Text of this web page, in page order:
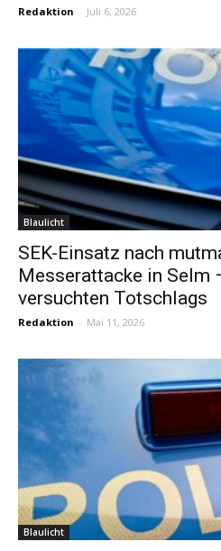
Redaktion - Juli 6, 2026
Blaulicht
SEK-Einsatz nach
Messerattacke in Selm
versuchten Totschlags
Redaktion - Mai 11, 2026
Blaulicht